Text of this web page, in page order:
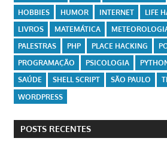
HOBBIES
HUMOR INTERNET LIFE
LIVROS
MATEMÁTICA
PALESTRAS
PHP PLACE HACKING
PROGRAMAÇÃO
PSICOLOGIA
SAÚDE
SHELL SCRIPT SÃO PAULO
WORDPRESS
POSTS RECENTES